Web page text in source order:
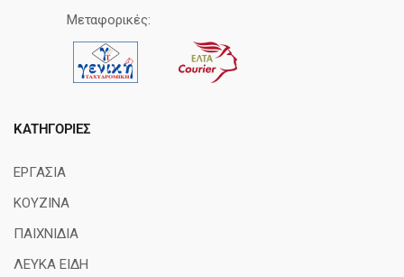
Μεταφορικές:
ΚΑΤΗΓΟΡΊΕΣ
ΕΡΓΑΣΙΑ
ΚΟΥΖΙΝΑ
ΠΑΙΧΝΙΔΙΑ
ΛΕΥΚΑ ΕΙΔΗ